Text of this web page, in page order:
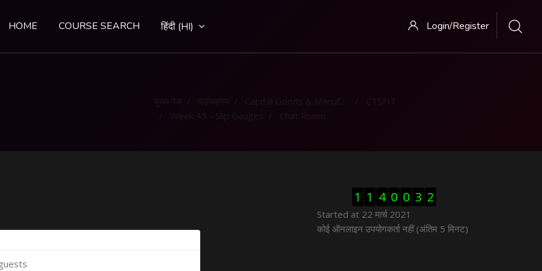
HOME COURSE SEARCH हिंदी ‎(HI)‎ Login/Register
ब्लॉक से हट जायें
1 1 4 0 0 3 2
Started at 22 मार्च 2021
ब्लॉक से हट जायें
कोई ऑनलाइन उपयोगकर्ता नहीं (अंतिम 5 मिनट)